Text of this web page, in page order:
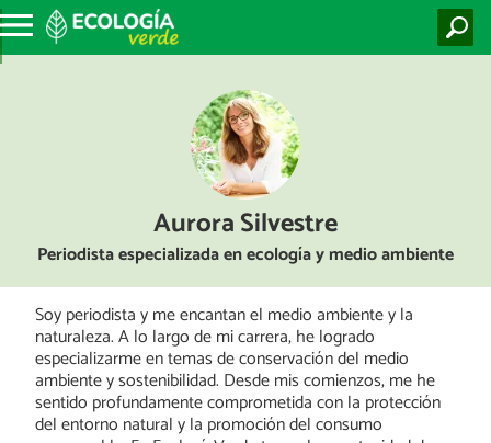
Aurora Silvestre
Periodista especializada en ecología y medio ambiente
Soy periodista y me encantan el medio ambiente y la
naturaleza. A lo largo de mi carrera, he logrado
especializarme en temas de conservación del medio
ambiente y sostenibilidad. Desde mis comienzos, me he
sentido profundamente comprometida con la protección
del entorno natural y la promoción del consumo